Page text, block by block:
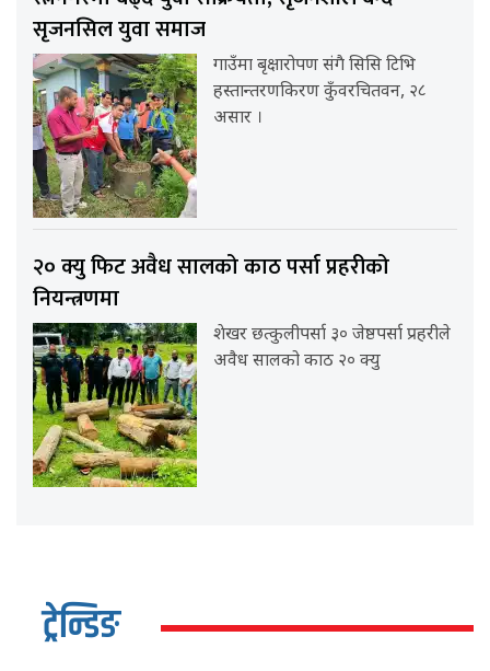
सृजनसिल युवा समाज
गाउँमा बृक्षारोपण संगै सिसि टिभि
हस्तान्तरणकिरण कुँवरचितवन, २८
असार ।
२० क्यु फिट अवैध सालको काठ पर्सा प्रहरीको
नियन्त्रणमा
शेखर छत्कुलीपर्सा ३० जेष्ठपर्सा प्रहरीले
अवैध सालको काठ २० क्यु
ट्रेन्डिङ